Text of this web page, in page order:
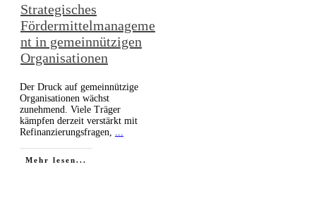
Strategisches
Fördermittelmanageme
nt in gemeinnützigen
Organisationen
Der Druck auf gemeinnützige
Organisationen wächst
zunehmend. Viele Träger
kämpfen derzeit verstärkt mit
Refinanzierungsfragen,
Mehr lesen...